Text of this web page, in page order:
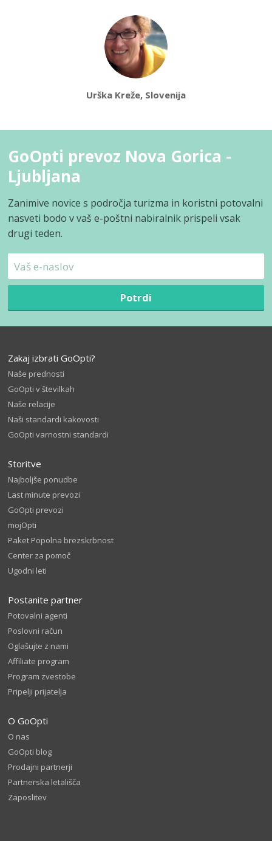
Urška Kreže, Slovenija
GoOpti prevoz Nova Gorica -
Ljubljana
Zanimive novice s področja turizma in koristni potovalni
nasveti bodo v vaš e-poštni nabiralnik prispeli vsak
drugi teden.
Potrdi
Zakaj izbrati GoOpti?
Naše prednosti
GoOpti v številkah
Naše relacije
Naši standardi kakovosti
GoOpti varnostni standardi
Storitve
Najboljše ponudbe
Last minute prevozi
GoOpti prevozi
mojOpti
Paket Popolna brezskrbnost
Center za pomoč
Ugodni leti
Postanite partner
Potovalni agenti
Poslovni račun
Oglašujte z nami
Affiliate program
Program zvestobe
Pripelji prijatelja
O GoOpti
O nas
GoOpti blog
Prodajni partnerji
Partnerska letališča
Zaposlitev